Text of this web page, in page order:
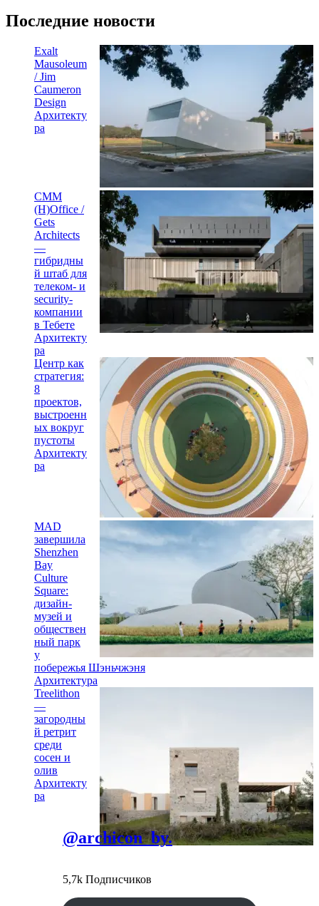
Последние новости
Exalt
Mausoleum
/ Jim
Caumeron
Design
Архитекту
ра
CMM
(H)Office /
Gets
Architects
—
гибридны
й штаб для
телеком- и
security-
компании
в Тебете
Архитекту
ра
Центр как
стратегия:
8
проектов,
выстроенн
ых вокруг
пустоты
Архитекту
ра
MAD
завершила
Shenzhen
Bay
Culture
Square:
дизайн-
музей и
обществен
ный парк
у
побережья Шэньчжэня
Архитектура
Treelithon
—
загородны
й ретрит
среди
сосен и
олив
Архитекту
ра
@archicon_by.
5,7k Подписчиков